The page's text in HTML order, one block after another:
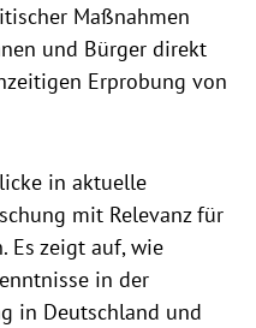
Maßnahmen
und Bürger direkt
Erprobung von
in aktuelle
mit Relevanz für
Es zeigt auf, wie
in der
in Deutschland und